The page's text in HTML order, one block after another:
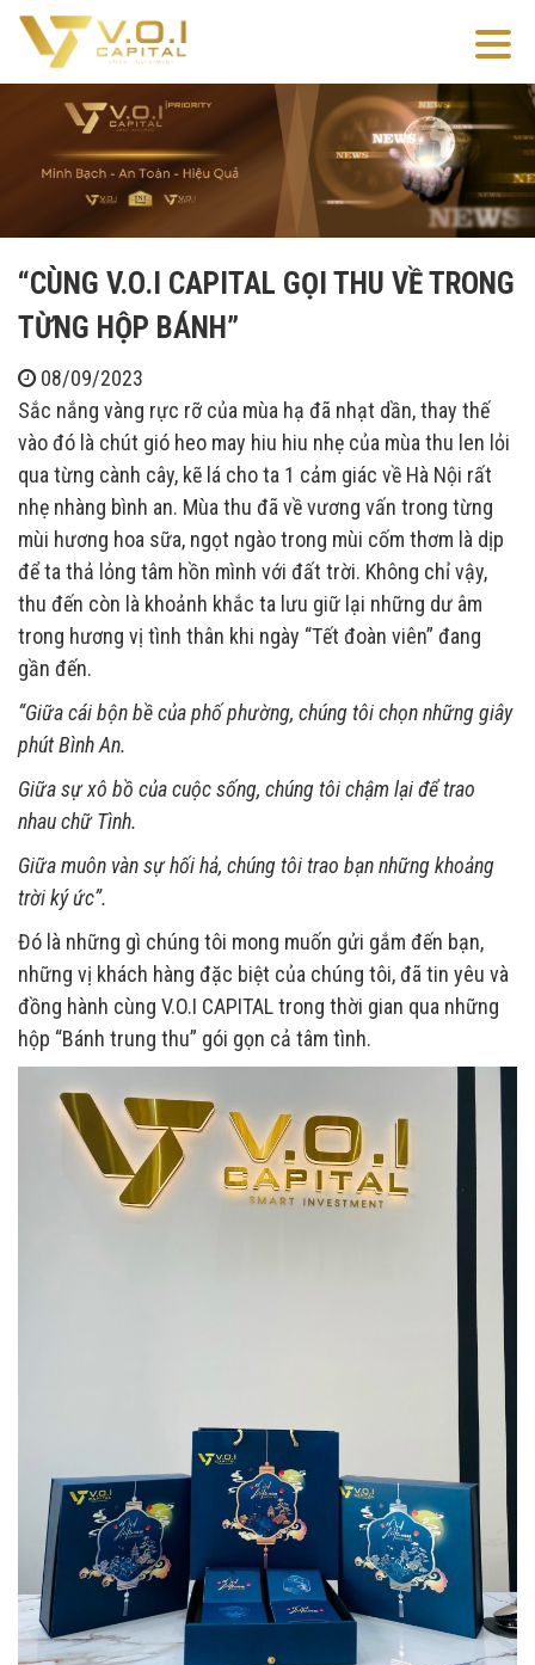
“CÙNG V.O.I CAPITAL GỌI THU VỀ TRONG
TỪNG HỘP BÁNH”
08/09/2023
Sắc nắng vàng rực rỡ của mùa hạ đã nhạt dần, thay thế
vào đó là chút gió heo may hiu hiu nhẹ của mùa thu len lỏi
qua từng cành cây, kẽ lá cho ta 1 cảm giác về Hà Nội rất
nhẹ nhàng bình an. Mùa thu đã về vương vấn trong từng
mùi hương hoa sữa, ngọt ngào trong mùi cốm thơm là dịp
để ta thả lỏng tâm hồn mình với đất trời. Không chỉ vậy,
thu đến còn là khoảnh khắc ta lưu giữ lại những dư âm
trong hương vị tình thân khi ngày “Tết đoàn viên” đang
gần đến.
“Giữa cái bộn bề của phố phường, chúng tôi chọn những giây
phút Bình An.
Giữa sự xô bồ của cuộc sống, chúng tôi chậm lại để trao
nhau chữ Tình.
Giữa muôn vàn sự hối hả, chúng tôi trao bạn những khoảng
trời ký ức”.
Đó là những gì chúng tôi mong muốn gửi gắm đến bạn,
những vị khách hàng đặc biệt của chúng tôi, đã tin yêu và
đồng hành cùng V.O.I CAPITAL trong thời gian qua những
hộp “Bánh trung thu” gói gọn cả tâm tình.